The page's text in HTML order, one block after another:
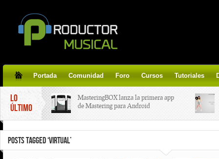
Portada Comunidad Foro Cursos Tutoriales
LO
ÚLTIMO
MasteringBOX lanza la primera app
de Mastering para Android
POSTS TAGGED ‘VIRTUAL’